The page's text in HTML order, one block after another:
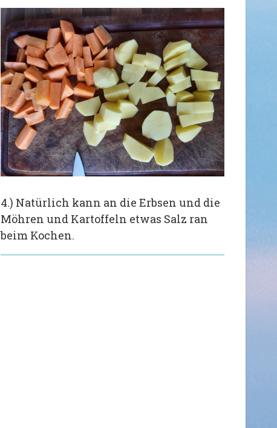
4.) Natürlich kann an die Erbsen und die
Möhren und Kartoffeln etwas Salz ran
beim Kochen.